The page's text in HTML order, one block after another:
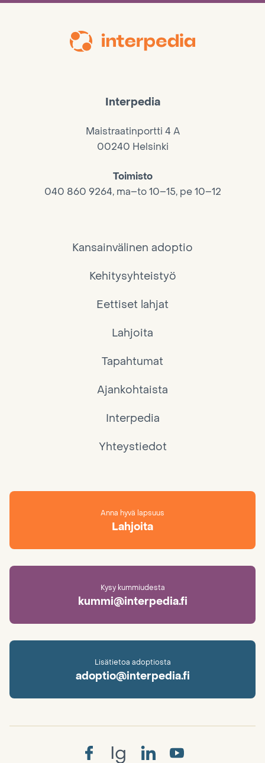
Interpedia
Maistraatinportti 4 A
00240 Helsinki
Toimisto
040 860 9264, ma–to 10–15, pe 10–12
Kansainvälinen adoptio
Kehitysyhteistyö
Eettiset lahjat
Lahjoita
Tapahtumat
Ajankohtaista
Interpedia
Yhteystiedot
Anna hyvä lapsuus
Lahjoita
Kysy kummiudesta
kummi@interpedia.fi
Lisätietoa adoptiosta
adoptio@interpedia.fi
Ig